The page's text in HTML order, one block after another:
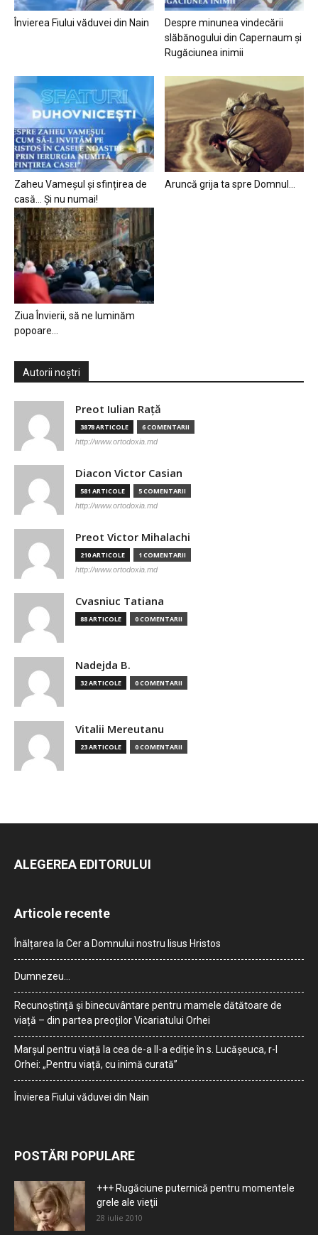
Învierea Fiului văduvei din Nain
Despre minunea vindecării
slăbănogului din Capernaum și
Rugăciunea inimii
Zaheu Vameșul și sfințirea de
casă… Și nu numai!
Aruncă grija ta spre Domnul…
Ziua Învierii, să ne luminăm
popoare…
Autorii noștri
Preot Iulian Raţă
3878 ARTICOLE 6 COMENTARII
http://www.ortodoxia.md
Diacon Victor Casian
581 ARTICOLE 5 COMENTARII
http://www.ortodoxia.md
Preot Victor Mihalachi
210 ARTICOLE 1 COMENTARII
http://www.ortodoxia.md
Cvasniuc Tatiana
88 ARTICOLE 0 COMENTARII
Nadejda B.
32 ARTICOLE 0 COMENTARII
Vitalii Mereutanu
23 ARTICOLE 0 COMENTARII
ALEGEREA EDITORULUI
Articole recente
Înălțarea la Cer a Domnului nostru Iisus Hristos
Dumnezeu…
Recunoștință și binecuvântare pentru mamele dătătoare de
viață – din partea preoților Vicariatului Orhei
Marșul pentru viață la cea de-a II-a ediție în s. Lucășeuca, r-l
Orhei: „Pentru viață, cu inimă curată”
Învierea Fiului văduvei din Nain
POSTĂRI POPULARE
+++ Rugăciune puternică pentru momentele
grele ale vieţii
28 iulie 2010